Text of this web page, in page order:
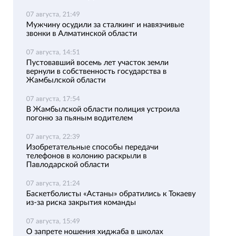
07 августа, 21:49
Мужчину осудили за сталкинг и навязчивые
звонки в Алматинской области
07 августа, 14:51
Пустовавший восемь лет участок земли
вернули в собственность государства в
Жамбылской области
07 августа, 17:54
В Жамбылской области полиция устроила
погоню за пьяным водителем
07 августа, 22:39
Изобретательные способы передачи
телефонов в колонию раскрыли в
Павлодарской области
07 августа, 21:24
Баскетболисты «Астаны» обратились к Токаеву
из-за риска закрытия команды
07 августа, 15:49
О запрете ношения хиджаба в школах